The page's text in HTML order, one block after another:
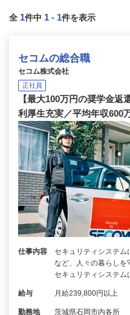
全 1件中 1 - 1件を表示
セコムの総合職
セコム株式会社
正社員
【最大100万円の奨学金
利厚生充実／平均年収600
仕事内容
セキュリティシステム
など、人々の暮らし
セキュリティシステム
給与 月給239,800円以上
勤務地 茨城県石岡市内各所